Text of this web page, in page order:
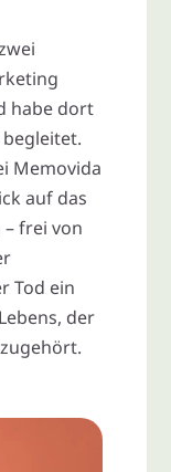
habe dort
Memovida
auf das
frei von
Tod ein
der